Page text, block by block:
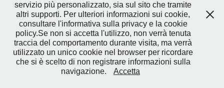
servizio più personalizzato, sia sul sito che tramite
altri supporti. Per ulteriori informazioni sui cookie,
consultare l'informativa sulla privacy e la cookie
policy.Se non si accetta l'utilizzo, non verrà tenuta
traccia del comportamento durante visita, ma verrà
utilizzato un unico cookie nel browser per ricordare
che si è scelto di non registrare informazioni sulla
navigazione.
Accetta